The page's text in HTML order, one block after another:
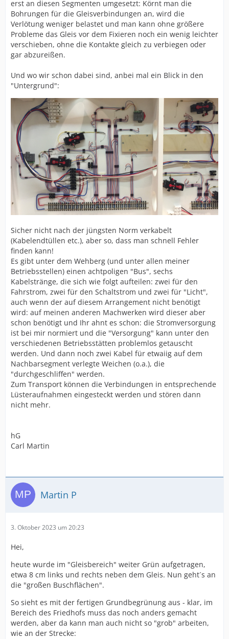
erst an diesen Segmenten umgesetzt: Körnt man die
Bohrungen für die Gleisverbindungen an, wird die
Verlötung weniger belastet und man kann ohne größere
Probleme das Gleis vor dem Fixieren noch ein wenig leichter
verschieben, ohne die Kontakte gleich zu verbiegen oder
gar abzureißen.
Und wo wir schon dabei sind, anbei mal ein Blick in den
"Untergrund":
Sicher nicht nach der jüngsten Norm verkabelt
(Kabelendtüllen etc.), aber so, dass man schnell Fehler
finden kann!
Es gibt unter dem Wehberg (und unter allen meiner
Betriebsstellen) einen achtpoligen "Bus", sechs
Kabelstränge, die sich wie folgt aufteilen: zwei für den
Fahrstrom, zwei für den Schaltstrom und zwei für "Licht",
auch wenn der auf diesem Arrangement nicht benötigt
wird: auf meinen anderen Machwerken wird dieser aber
schon benötigt und Ihr ahnt es schon: die Stromversorgung
ist bei mir normiert und die "Versorgung" kann unter den
verschiedenen Betriebsstätten problemlos getauscht
werden. Und dann noch zwei Kabel für etwaiig auf dem
Nachbarsegment verlegte Weichen (o.a.), die
"durchgeschliffen" werden.
Zum Transport können die Verbindungen in entsprechende
Lüsteraufnahmen eingesteckt werden und stören dann
nicht mehr.
hG
Carl Martin
Martin P
3. Oktober 2023 um 20:23
Hei,
heute wurde im "Gleisbereich" weiter Grün aufgetragen,
etwa 8 cm links und rechts neben dem Gleis. Nun geht´s an
die "großen Buschflächen".
So sieht es mit der fertigen Grundbegrünung aus - klar, im
Bereich des Friedhofs muss das noch anders gemacht
werden, aber da kann man auch nicht so "grob" arbeiten,
wie an der Strecke: